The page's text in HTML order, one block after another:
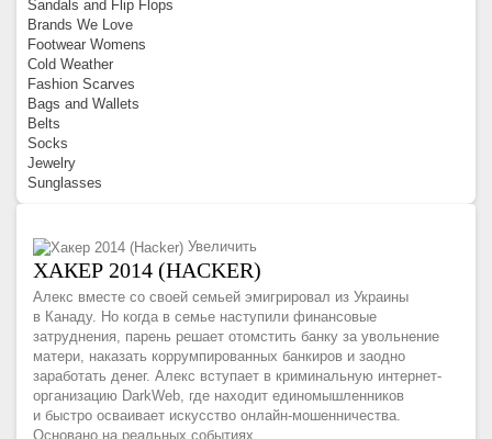
Sandals and Flip Flops
Brands We Love
Footwear Womens
Cold Weather
Fashion Scarves
Bags and Wallets
Belts
Socks
Jewelry
Sunglasses
Увеличить
ХАКЕР 2014 (HACKER)
Алекс вместе со своей семьей эмигрировал из Украины
в Канаду. Но когда в семье наступили финансовые
затруднения, парень решает отомстить банку за увольнение
матери, наказать коррумпированных банкиров и заодно
заработать денег. Алекс вступает в криминальную интернет-
организацию DarkWeb, где находит единомышленников
и быстро осваивает искусство онлайн-мошенничества.
Основано на реальных событиях.